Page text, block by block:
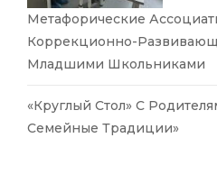
Метафорические
Коррекционно-
Младшими Школьниками
«Круглый Стол» С
Семейные Традиции»